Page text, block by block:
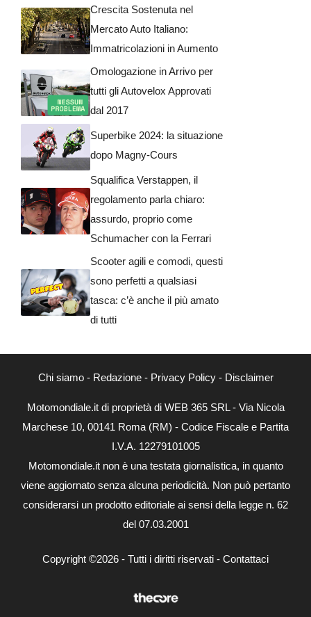
Crescita Sostenuta nel
Mercato Auto Italiano:
Immatricolazioni in Aumento
Omologazione in Arrivo per
tutti gli Autovelox Approvati
dal 2017
Superbike 2024: la situazione
dopo Magny-Cours
Squalifica Verstappen, il
regolamento parla chiaro:
assurdo, proprio come
Schumacher con la Ferrari
Scooter agili e comodi, questi
sono perfetti a qualsiasi
tasca: c’è anche il più amato
di tutti
Chi siamo- Redazione- Privacy Policy- Disclaimer
Motomondiale.it di proprietà di WEB 365 SRL - Via Nicola
Marchese 10, 00141 Roma (RM) - Codice Fiscale e Partita
I.V.A. 12279101005
Motomondiale.it non è una testata giornalistica, in quanto
viene aggiornato senza alcuna periodicità. Non può pertanto
considerarsi un prodotto editoriale ai sensi della legge n. 62
del 07.03.2001
Copyright ©2026 - Tutti i diritti riservati - Contattaci